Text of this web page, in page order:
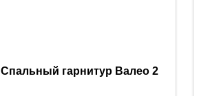
Спальный гарнитур Валео 2